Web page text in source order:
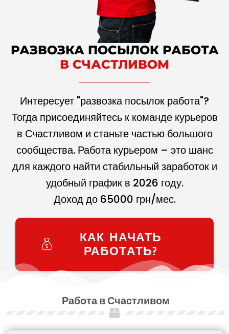
РАЗВОЗКА ПОСЫЛОК РАБОТА
В СЧАСТЛИВОМ
Интересует "развозка посылок работа"?
Тогда присоединяйтесь к команде курьеров
в Счастливом и станьте частью большого
сообщества. Работа курьером – это шанс
для каждого найти стабильный заработок и
удобный график в 2026 году.
Доход до 65000 грн/мес.
КАК НАЧАТЬ
РАБОТАТЬ?
Работа в Счастливом